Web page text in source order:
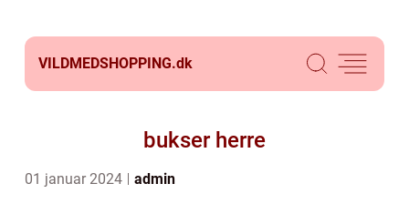
VILDMEDSHOPPING.dk
bukser herre
01 januar 2024 admin